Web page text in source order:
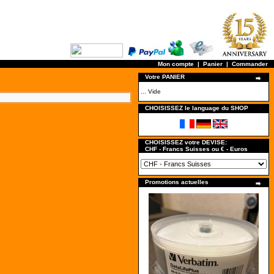
Mon compte | Panier | Commander
Votre PANIER
... Vide
CHOISISSEZ le language du SHOP
CHOISISSEZ votre DEVISE:
CHF - Francs Suisses ou € - Euros
Promotions actuelles